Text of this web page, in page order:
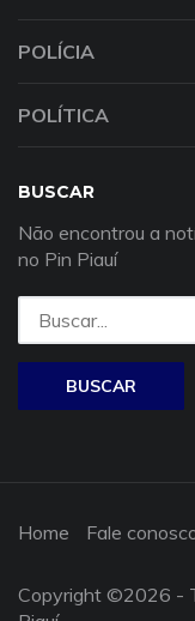
POLÍCIA
POLÍTICA
BUSCAR
Não encontrou a
no Pin Piauí
Home Fale
Copyright ©2026 -